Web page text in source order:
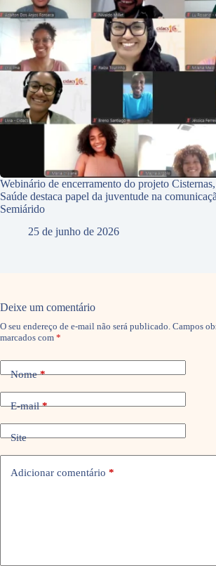
Webinário de encerramento do projeto
Saúde destaca papel da juventude na
Semiárido
25 de junho de 2026
Deixe um comentário
O seu endereço de e-mail não será publicado. Campos
marcados com *
Nome*
E-mail*
Site
Adicionar comentário *